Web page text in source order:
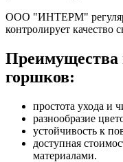
ООО "ИНТЕРМ"
контролирует качество
Преимущества
горшков:
простота ухода и
разнообразие
устойчивость к
доступная
материалами.